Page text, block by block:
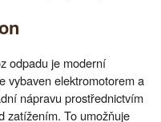
odpadu je moderní
vybaven elektromotorem a
nápravu prostřednictvím
zatížením. To umožňuje